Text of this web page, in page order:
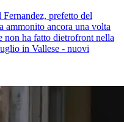
prefetto del
ammonito ancora una volta
non ha fatto dietrofront nella
in Vallese - nuovi